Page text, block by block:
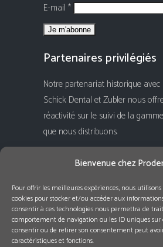
Bienvenue chez
Pour offrir les meilleures expériences, nous
cookies pour stocker et/ou accéder aux
consentir à ces technologies nous permettra de
comportement de navigation ou les ID uniques sur
consentir ou de retirer son consentement peut
caractéristiques et fonctions.
E-mail *
Partenaires privilégiés
Notre partenariat historique avec
Schick Dental et Zubler nous
réactivité sur le suivi de la
que nous distribuons.
Rejoignez-nous !